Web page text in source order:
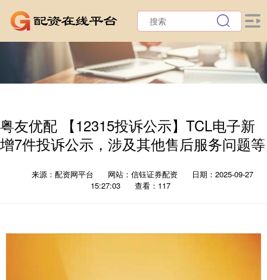
粤友优配 【12315投诉公示】TCL电子新
增7件投诉公示，涉及其他售后服务问题等
来源：配资网平台 网站：信钰证券配资
日期：2025-09-27
15:27:03
查看：117